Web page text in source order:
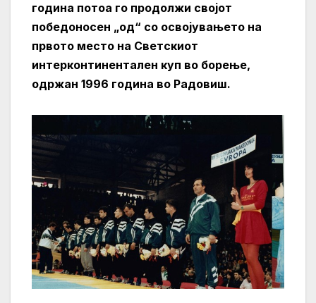
година потоа го продолжи својот
победоносен „од“ со освојувањето на
првото место на Светскиот
интерконтинентален куп во борење,
одржан 1996 година во Радовиш.